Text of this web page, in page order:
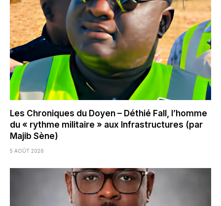
Les Chroniques du Doyen – Déthié Fall, l’homme
du « rythme militaire » aux Infrastructures (par
Majib Sène)
5 AOÛT 2026